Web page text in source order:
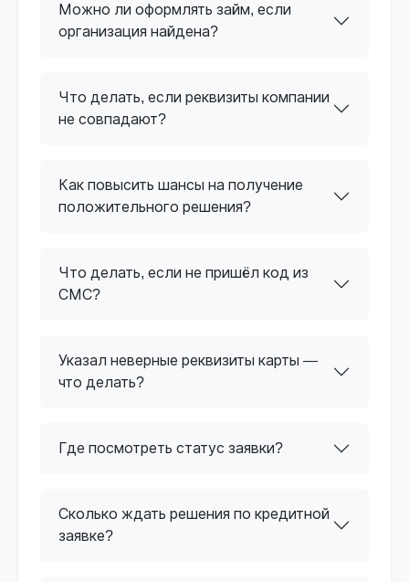
Можно ли оформлять займ, если
организация найдена?
Что делать, если реквизиты компании
не совпадают?
Как повысить шансы на получение
положительного решения?
Что делать, если не пришёл код из
СМС?
Указал неверные реквизиты карты —
что делать?
Где посмотреть статус заявки?
Сколько ждать решения по кредитной
заявке?